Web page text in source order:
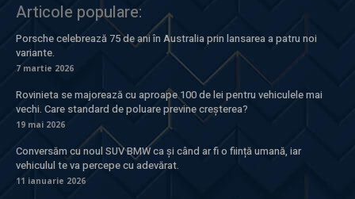
Articole populare:
Porsche celebrează 75 de ani în Australia prin lansarea a patru noi
variante.
7 martie 2026
Rovinieta se majorează cu aproape 100 de lei pentru vehiculele mai
vechi. Care standard de poluare previne creșterea?
19 mai 2026
Conversăm cu noul SUV BMW ca și când ar fi o ființă umană, iar
vehiculul te va percepe cu adevărat.
11 ianuarie 2026